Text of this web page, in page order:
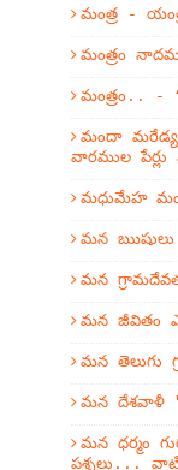
మంత్ర -
మంత్రం
మంత్రం.. -
మందా మరేడ్య
వారముల
మధుమేహ
మన ఋషులు
మన
మన జీవితం
మన తెలుగు
మన దేశవాళీ
మన ధర్మం
ప్రశ్నలు...